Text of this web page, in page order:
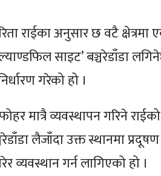
राईका अनुसार छ वटै
साइट’ बञ्चरेडाँडा
गरेको हो ।
मात्रै व्यवस्थापन गरिने
लैजाँदा उक्त स्थानमा
व्यवस्थान गर्न लागिएको हो ।